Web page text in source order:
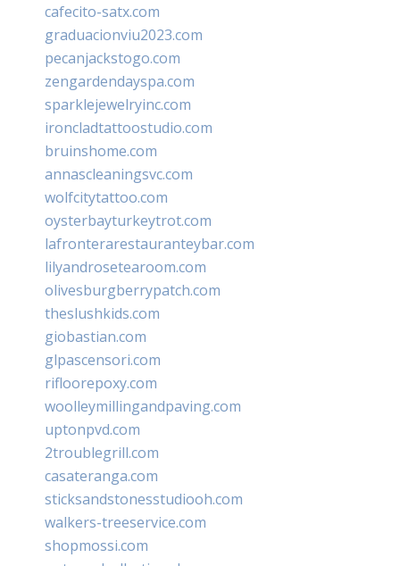
cafecito-satx.com
graduacionviu2023.com
pecanjackstogo.com
zengardendayspa.com
sparklejewelryinc.com
ironcladtattoostudio.com
bruinshome.com
annascleaningsvc.com
wolfcitytattoo.com
oysterbayturkeytrot.com
lafronterarestauranteybar.com
lilyandrosetearoom.com
olivesburgberrypatch.com
theslushkids.com
giobastian.com
glpascensori.com
rifloorepoxy.com
woolleymillingandpaving.com
uptonpvd.com
2troublegrill.com
casateranga.com
sticksandstonesstudiooh.com
walkers-treeservice.com
shopmossi.com